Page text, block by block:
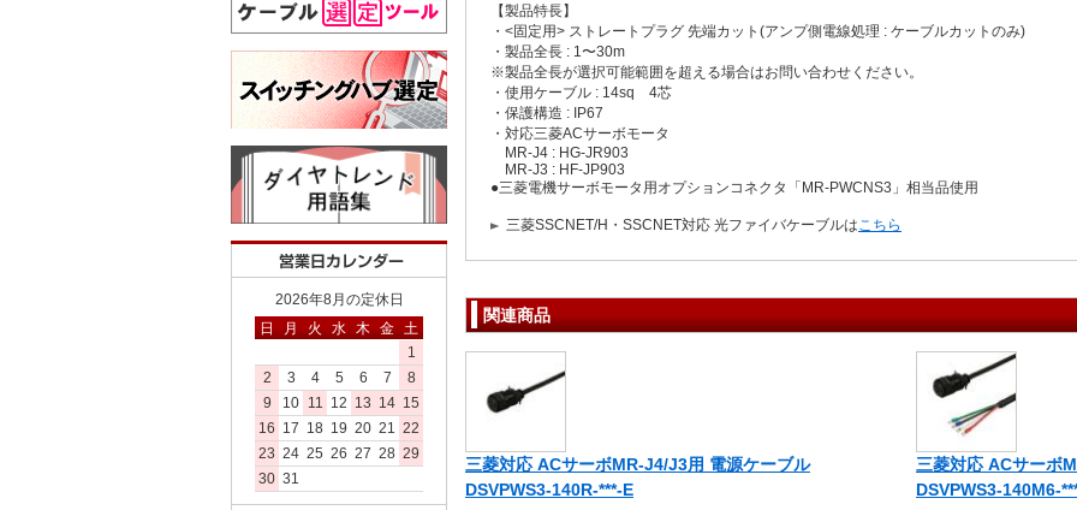
2026年8月の定休日
日
月 火 水 木 金 土
1
2
3 4 5 6 7
8
9
10 11 12 13 14 15
16 17 18 19 20 21 22
23 24 25 26 27 28 29
30 31
【製品特長】
・<固定用> ストレートプラグ 先端カット(アンプ側電線処理 : ケーブルカットのみ)
・製品全長 : 1〜30m
※製品全長が選択可能範囲を超える場合はお問い合わせください。
・使用ケーブル : 14sq 4芯
・保護構造 : IP67
・対応三菱ACサーボモータ
MR-J4 : HG-JR903
MR-J3 : HF-JP903
●三菱電機サーボモータ用オプションコネクタ「MR-PWCNS3」相当品使用
三菱SSCNET/H・SSCNET対応 光ファイバケーブルは こちら
関連商品
三菱対応 ACサーボMR-J4/J3用 電源ケーブル
DSVPWS3-140R-***-E
三菱対応 ACサーボ
DSVPWS3-140M6-